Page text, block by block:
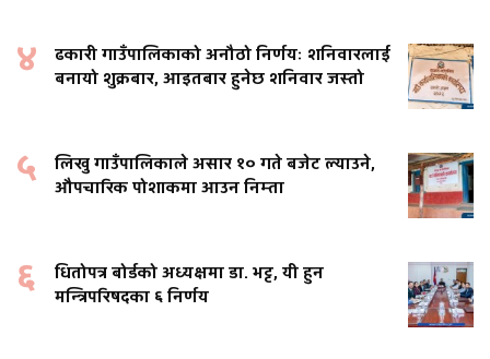
४
ढकारी गाउँपालिकाको अनौठो निर्णयः शनिवारलाई
बनायो शुक्रबार, आइतबार हुनेछ शनिवार जस्तो
५
लिखु गाउँपालिकाले असार १० गते बजेट ल्याउने,
औपचारिक पोशाकमा आउन निम्ता
६
धितोपत्र बोर्डको अध्यक्षमा डा. भट्ट, यी हुन
मन्त्रिपरिषदका ६ निर्णय